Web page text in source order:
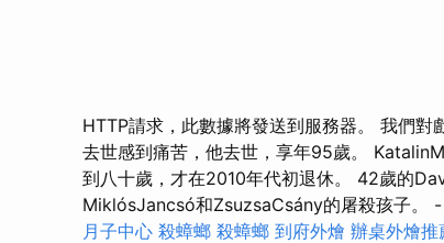
HTTP請求，此數據將發送到服務器。 我們
去世感到痛苦，他去世，享年95歲。
到八十歲，才在2010年代初退休。 42歲的
MiklósJancsó和ZsuzsaCsány的屠殺孩子。
月子中心 殺蟑螂 殺蟑螂 到府外燴 辦桌外燴推